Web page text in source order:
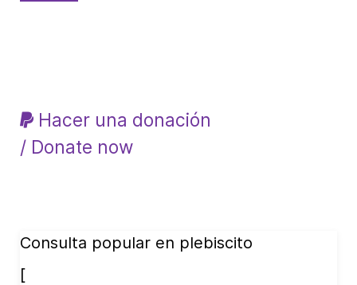
Hacer una donación
/ Donate now
Consulta popular en plebiscito
[